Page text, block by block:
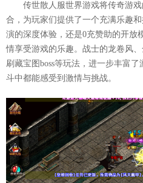
传世散人服世界游戏将传奇游
合，为玩家们提供了一个充满乐趣
演的深度体验，还是0充赞助的开放
情享受游戏的乐趣。战士的龙卷风
刷藏宝图boss等玩法，进一步丰富
斗中都能感受到激情与挑战。